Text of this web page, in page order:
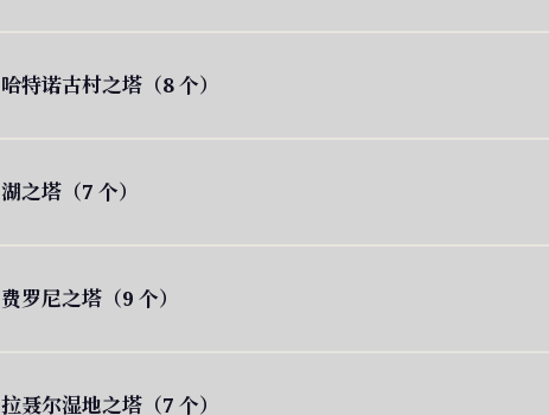
哈特诺古村之塔（8 个）
湖之塔（7 个）
费罗尼之塔（9 个）
拉聂尔湿地之塔（7 个）